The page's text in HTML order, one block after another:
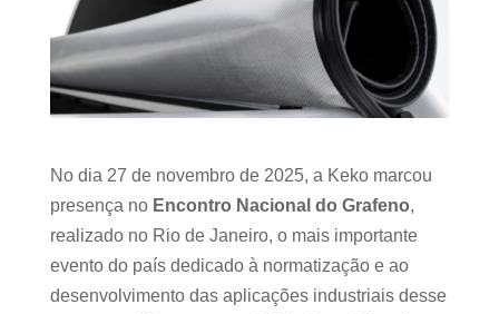
No dia 27 de novembro de 2025, a Keko marcou
presença no Encontro Nacional do Grafeno,
realizado no Rio de Janeiro, o mais importante
evento do país dedicado à normatização e ao
desenvolvimento das aplicações industriais desse